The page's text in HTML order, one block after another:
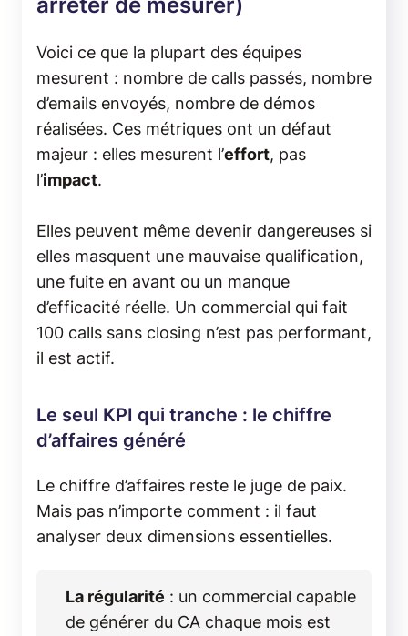
arrêter de mesurer)
Voici ce que la plupart des équipes
mesurent : nombre de calls passés, nombre
d’emails envoyés, nombre de démos
réalisées. Ces métriques ont un défaut
majeur : elles mesurent l’effort, pas
l’impact.
Elles peuvent même devenir dangereuses si
elles masquent une mauvaise qualification,
une fuite en avant ou un manque
d’efficacité réelle. Un commercial qui fait
100 calls sans closing n’est pas performant,
il est actif.
Le seul KPI qui tranche : le chiffre
d’affaires généré
Le chiffre d’affaires reste le juge de paix.
Mais pas n’importe comment : il faut
analyser deux dimensions essentielles.
La régularité : un commercial capable
de générer du CA chaque mois est